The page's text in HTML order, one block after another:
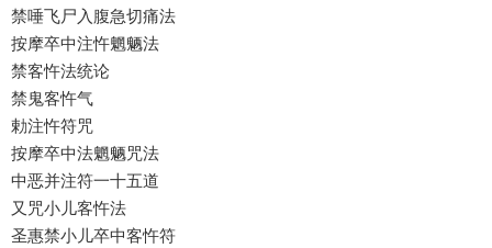
禁唾飞尸入腹急切痛法
按摩卒中注忤魍魉法
禁客忤法统论
禁鬼客忤气
勅注忤符咒
按摩卒中法魍魉咒法
中恶并注符一十五道
又咒小儿客忤法
圣惠禁小儿卒中客忤符